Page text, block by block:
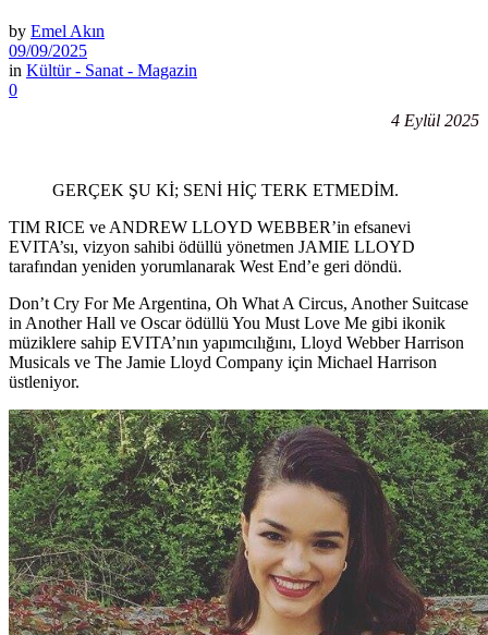
by Emel Akın
09/09/2025
in Kültür - Sanat - Magazin
0
4 Eylül 2025
GERÇEK ŞU Kİ; SENİ HİÇ TERK ETMEDİM.
TIM RICE ve ANDREW LLOYD WEBBER’in efsanevi
EVITA’sı, vizyon sahibi ödüllü yönetmen JAMIE LLOYD
tarafından yeniden yorumlanarak West End’e geri döndü.
Don’t Cry For Me Argentina, Oh What A Circus, Another Suitcase
in Another Hall ve Oscar ödüllü You Must Love Me gibi ikonik
müziklere sahip EVITA’nın yapımcılığını, Lloyd Webber Harrison
Musicals ve The Jamie Lloyd Company için Michael Harrison
üstleniyor.